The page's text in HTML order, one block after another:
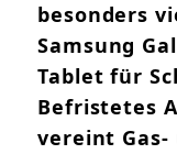
besonders
Samsung
Tablet für
Befristetes
vereint